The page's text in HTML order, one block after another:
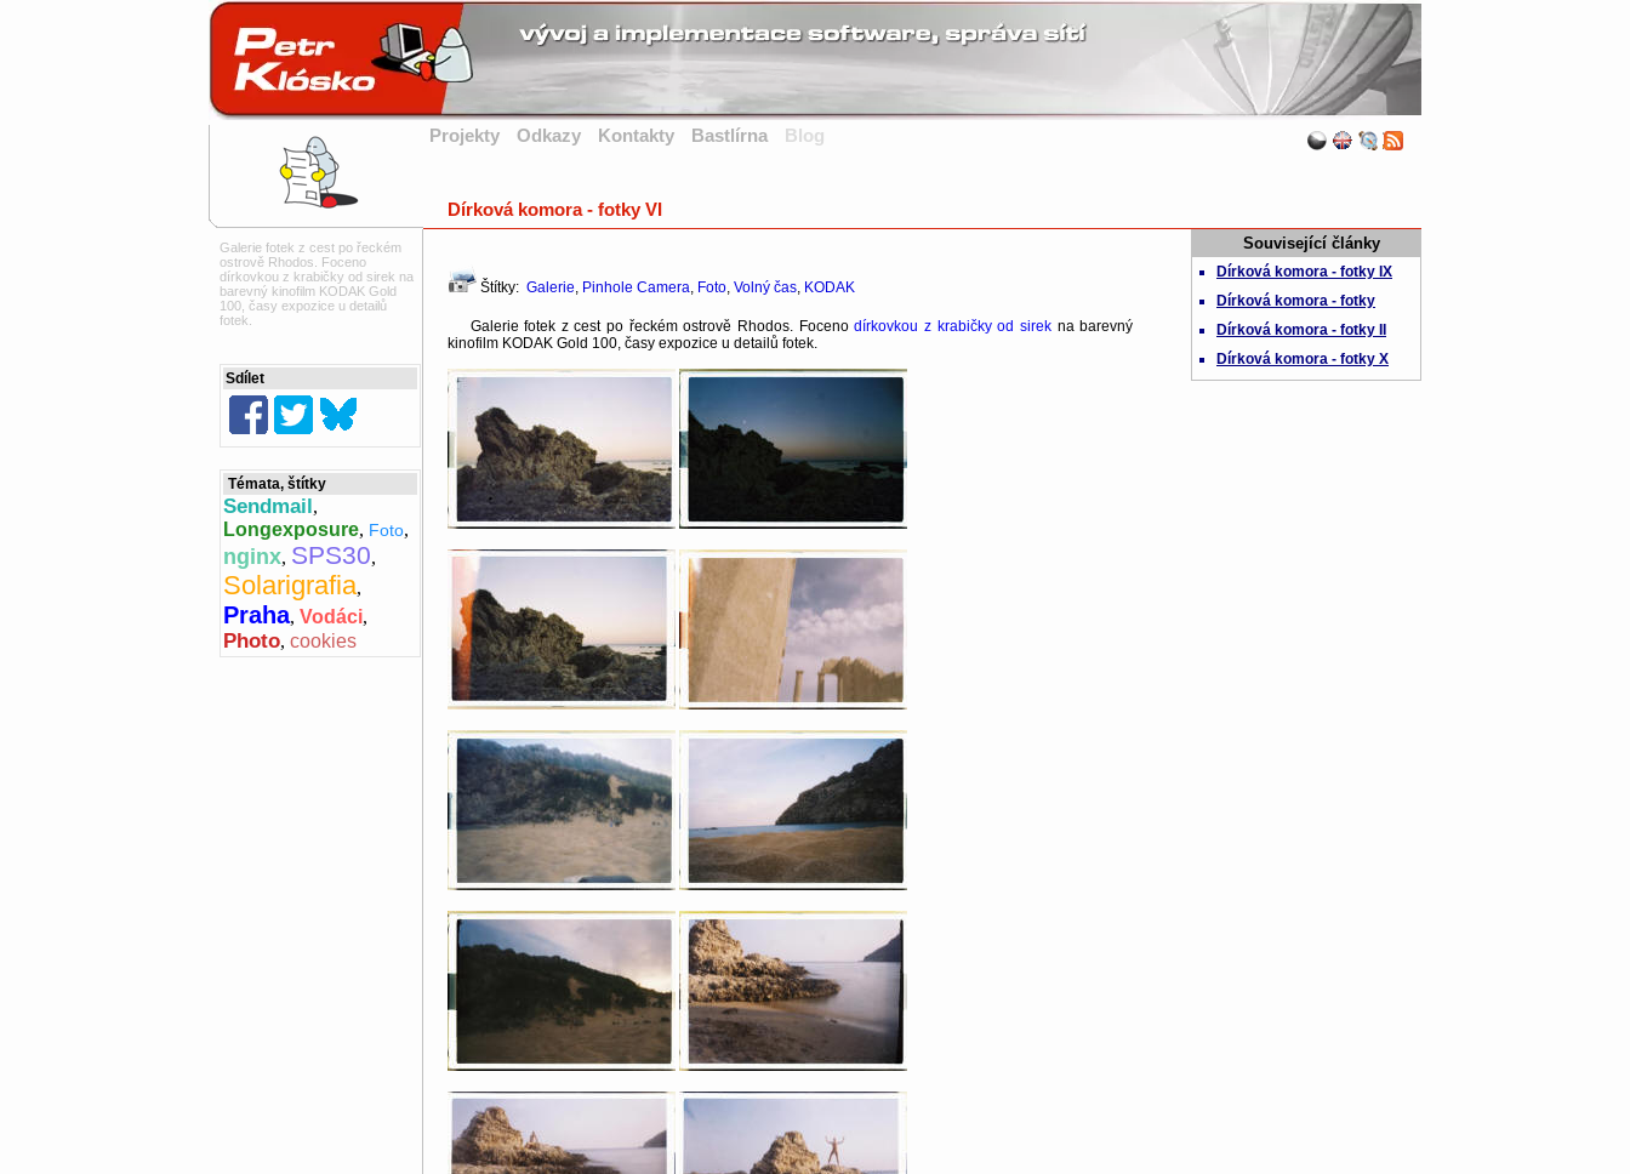
Projekty Odkazy Kontakty Bastlírna Blog
Dírková komora - fotky VI
Galerie fotek z cest po řeckém
ostrově Rhodos. Foceno
dírkovkou z krabičky od sirek na
barevný kinofilm KODAK Gold
100, časy expozice u detailů
fotek.
Štítky: Galerie, Pinhole Camera, Foto, Volný čas, KODAK
Galerie fotek z cest po řeckém ostrově Rhodos. Focenodírkovkou z krabičky od sirekna barevný
kinofilm KODAK Gold 100, časy expozice u detailů fotek.
Sdílet
Témata, štítky
Sendmail ,
Longexposure, Foto,
nginx, SPS30,
Solarigrafia,
Praha, Vodáci,
Photo, cookies
Související články
Dírková komora - fotky IX
Dírková komora - fotky
Dírková komora - fotky II
Dírková komora - fotky X